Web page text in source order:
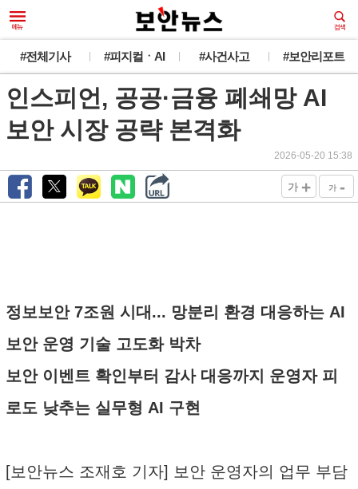
#전체기사 #피지컬ㆍAI #사건사고 #보안리포트
인스피언, 공공·금융 폐쇄망 AI
보안 시장 공략 본격화
2026-05-20 15:38
가 + 가 -
정보보안 7조원 시대... 망분리 환경 대응하는 AI
보안 운영 기술 고도화 박차
보안 이벤트 확인부터 감사 대응까지 운영자 피
로도 낮추는 실무형 AI 구현
[보안뉴스 조재호 기자] 보안 운영자의 업무 부담